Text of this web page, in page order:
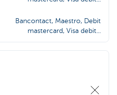
Bancontact, Maestro, Debit
mastercard, Visa debit...